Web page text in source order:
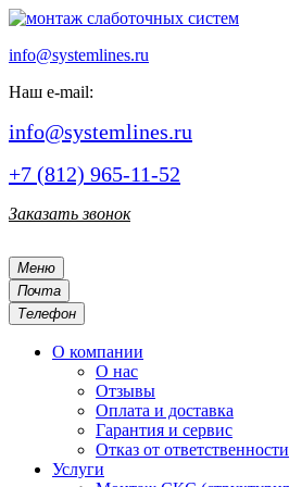
info@systemlines.ru
Наш e-mail:
info@systemlines.ru
+7 (812) 965-11-52
Заказать звонок
Меню
Почта
Телефон
О компании
О нас
Отзывы
Оплата и доставка
Гарантия и сервис
Отказ от ответственности
Услуги